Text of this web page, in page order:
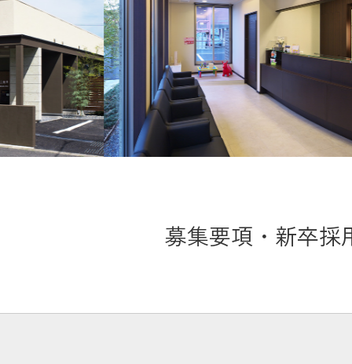
募集要項・新卒採